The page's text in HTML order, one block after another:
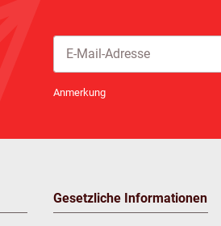
Anmerkung
Gesetzliche Informationen